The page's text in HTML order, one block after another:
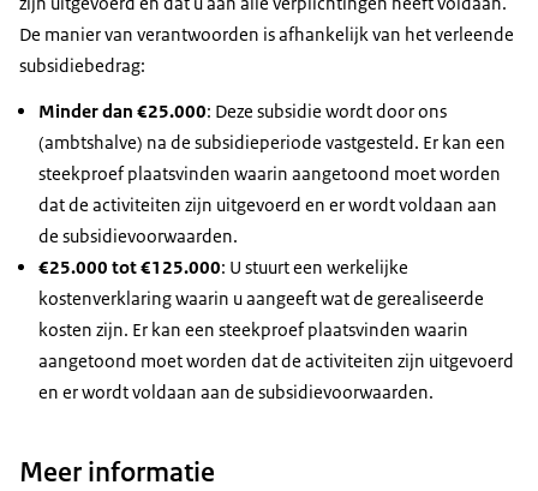
De manier van verantwoorden is afhankelijk van het verleende
subsidiebedrag:
Minder dan €25.000: Deze subsidie wordt door ons
(ambtshalve) na de subsidieperiode vastgesteld. Er kan een
steekproef plaatsvinden waarin aangetoond moet worden
dat de activiteiten zijn uitgevoerd en er wordt voldaan aan
de subsidievoorwaarden.
€25.000 tot €125.000: U stuurt een werkelijke
kostenverklaring waarin u aangeeft wat de gerealiseerde
kosten zijn. Er kan een steekproef plaatsvinden waarin
aangetoond moet worden dat de activiteiten zijn uitgevoerd
en er wordt voldaan aan de subsidievoorwaarden.
Meer informatie